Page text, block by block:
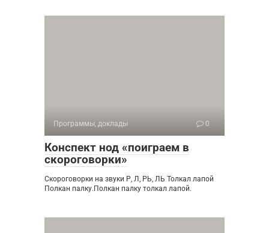
Программы, доклады 0
Конспект нод «поиграем в
скороговорки»
Скороговорки на звуки Р, Л, РЬ, ЛЬ Толкал лапой
Полкан палку.Полкан палку толкал лапой.